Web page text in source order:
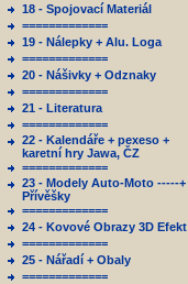
18 - Spojovací Materiál
=============
19 - Nálepky + Alu. Loga
=============
20 - Nášivky + Odznaky
=============
21 - Literatura
=============
22 - Kalendáře + pexeso +
karetní hry Jawa, ČZ
=============
23 - Modely Auto-Moto -----+
Přívěšky
=============
24 - Kovové Obrazy 3D Efekt
=============
25 - Nářadí + Obaly
=============